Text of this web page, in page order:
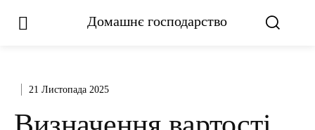
Домашнє господарство
21 Листопада 2025